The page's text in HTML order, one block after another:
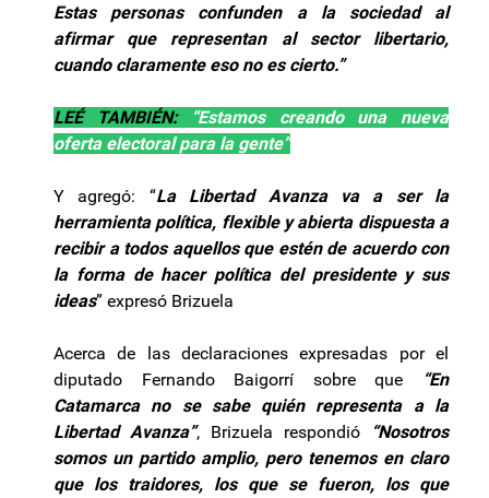
Estas personas confunden a la sociedad al
afirmar que representan al sector libertario,
cuando claramente eso no es cierto.”
LEÉ TAMBIÉN:
“Estamos creando una nueva
oferta electoral para la gente”
Y agregó: “La Libertad Avanza va a ser la
herramienta política, flexible y abierta dispuesta a
recibir a todos aquellos que estén de acuerdo con
la forma de hacer política del presidente y sus
ideas” expresó Brizuela
Acerca de las declaraciones expresadas por el
diputado Fernando Baigorrí sobre que
“En
Catamarca no se sabe quién representa a la
Libertad Avanza”, Brizuela respondió
“Nosotros
somos un partido amplio, pero tenemos en claro
que los traidores, los que se fueron, los que